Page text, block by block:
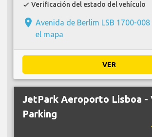
check Verificación del estado del vehículo
place Avenida de Berlim LSB 1700-008 |
el mapa
VER
JetPark Aeroporto Lisboa -
Parking